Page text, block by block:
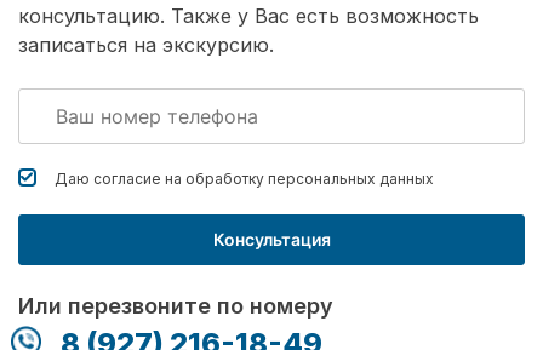
консультацию. Также у Вас есть возможность
записаться на экскурсию.
Даю согласие на обработку персональных данных
Консультация
Или перезвоните по номеру